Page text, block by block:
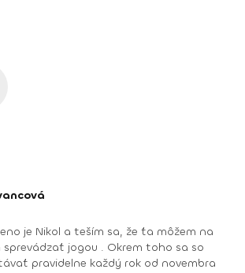
. Okrem toho sa so
pravidelne každý rok od novembra